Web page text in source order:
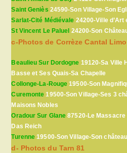
Saint Geniès 24590-Son Village-Son
Sarlat-Cité Médiévale 24200-Ville d’Art
St Vincent Le Paluel 24200-Son
c-Photos de Corrèze Cantal
Beaulieu Sur Dordogne 19120-Sa Ville
Basse et Ses Quais-Sa Chapelle
Collonge-La-Rouge 19500-Son
Curemonte 19500-Son Village-Ses 3
Maisons Nobles
Oradour Sur Glane 87520-Le
Das Reich
Turenne 19500-Son Village-Son
d- Photos du Tarn 81